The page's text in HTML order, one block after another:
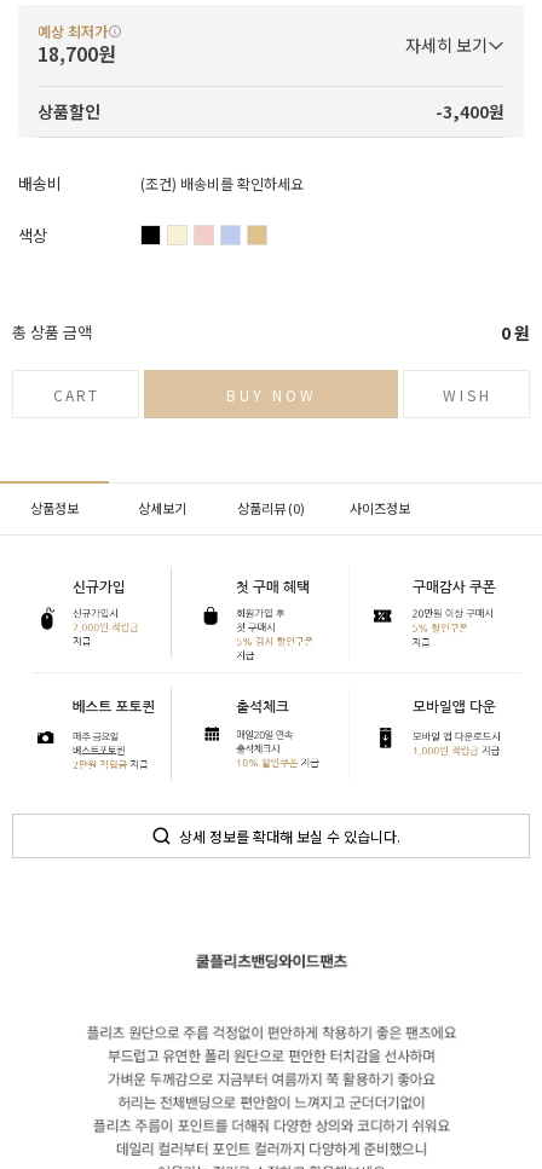
예상 최저가
18,700원 자세히 보기
상품할인 -3,400원
배송비 (조건) 배송비를 확인하세요
색상
총 상품 금액 0원
CART BUY NOW WISH
상품정보 상세보기 상품리뷰 (0) 사이즈정보
상세 정보를 확대해 보실 수 있습니다.